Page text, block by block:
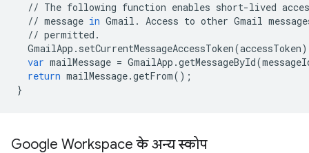
// The following function enables short-lived
// message in Gmail . Access to other Gmail
// permitted .
GmailApp . setCurrentMessageAccessToken(accessToken
var mailMessage = GmailApp .getMessageById(
return mailMessage.getFrom();
}
Google Workspace के अन्य स्कोप